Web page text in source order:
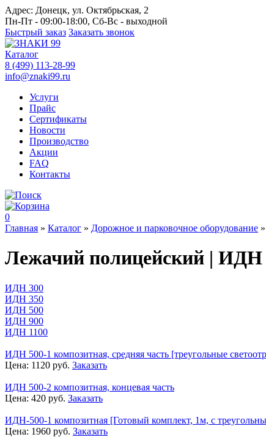
Адрес: Донецк, ул. Октябрьская, 2
Пн-Пт - 09:00-18:00, Сб-Вс - выходной
Быстрый заказ Заказать звонок
Каталог
8 (499) 113-28-99
info@znaki99.ru
Услуги
Прайс
Сертификаты
Новости
Производство
Акции
FAQ
Контакты
0
Главная » Каталог » Дорожное и парковочное оборудование »
Лежачий полицейский | ИДН
ИДН 300
ИДН 350
ИДН 500
ИДН 900
ИДН 1100
ИДН 500-1 композитная, средняя часть [треугольные
Цена: 1120 руб. Заказать
ИДН 500-2 композитная, концевая часть
Цена: 420 руб. Заказать
ИДН-500-1 композитная [Готовый комплект, 1м, с
Цена: 1960 руб. Заказать